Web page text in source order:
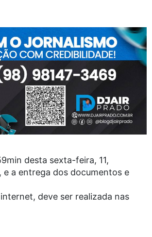
desta sexta-feira, 11,
a entrega dos documentos e
deve ser realizada nas